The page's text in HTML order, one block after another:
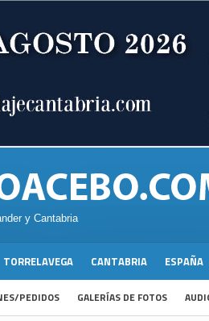
y Cantabria
TORRELAVEGA CANTABRIA ESPAÑA
PEDIDOS GALERÍAS DE FOTOS